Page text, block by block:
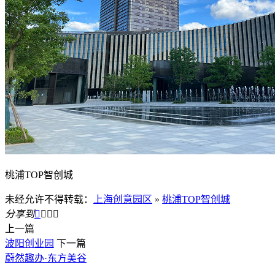
桃浦TOP智创城
未经允许不得转载： 上海创意园区 » 桃浦TOP智创城
分享到   
上一篇
波阳创业园 下一篇
蔚然趣办·东方美谷